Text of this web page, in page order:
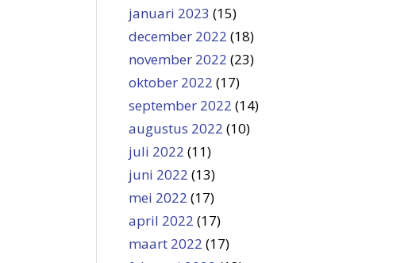
januari 2023 (15)
december 2022 (18)
november 2022 (23)
oktober 2022 (17)
september 2022 (14)
augustus 2022 (10)
juli 2022 (11)
juni 2022 (13)
mei 2022 (17)
april 2022 (17)
maart 2022 (17)